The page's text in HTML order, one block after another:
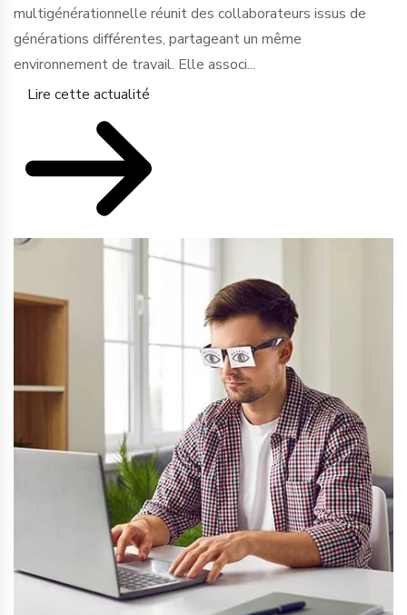
multigénérationnelle réunit des collaborateurs issus de
générations différentes, partageant un même
environnement de travail. Elle associ...
Lire cette actualité